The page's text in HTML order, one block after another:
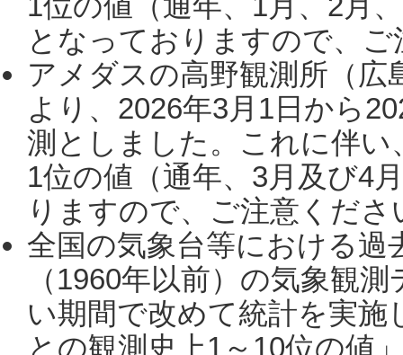
となっておりますので、
アメダスの高野観測所（
より、2026年3月1日から
測としました。これに伴い
1位の値（通年、3月及び4
りますので、ご注意くだ
全国の気象台等における過
（1960年以前）の気象観
い期間で改めて統計を実
との観測史上1～10位の値